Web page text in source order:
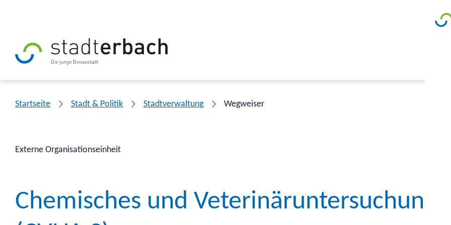
Startseite Stadt & Politik Stadtverwaltung Wegweiser
Externe Organisationseinheit
Chemisches und